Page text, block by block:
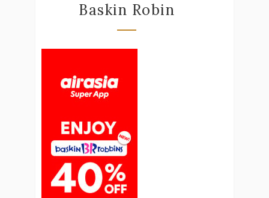
Baskin Robin